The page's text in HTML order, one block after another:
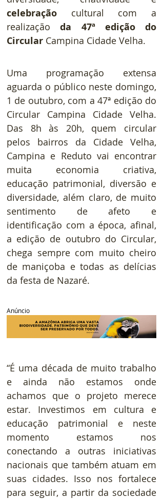
celebração cultural com a
realização da 47ª edição do
Circular Campina Cidade Velha.
Uma programação extensa
aguarda o público neste domingo,
1 de outubro, com a 47ª edição do
Circular Campina Cidade Velha.
Das 8h às 20h, quem circular
pelos bairros da Cidade Velha,
Campina e Reduto vai encontrar
muita economia criativa,
educação patrimonial, diversão e
diversidade, além claro, de muito
sentimento de afeto e
identificação com a época, afinal,
a edição de outubro do Circular,
chega sempre com muito cheiro
de maniçoba e todas as delícias
da festa de Nazaré.
Anúncio
“É uma década de muito trabalho
e ainda não estamos onde
achamos que o projeto merece
estar. Investimos em cultura e
educação patrimonial e neste
momento estamos nos
conectando a outras iniciativas
nacionais que também atuam em
suas cidades. Isso nos fortalece
para seguir, a partir da sociedade